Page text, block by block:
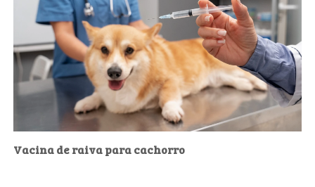
Vacina de raiva para cachorro